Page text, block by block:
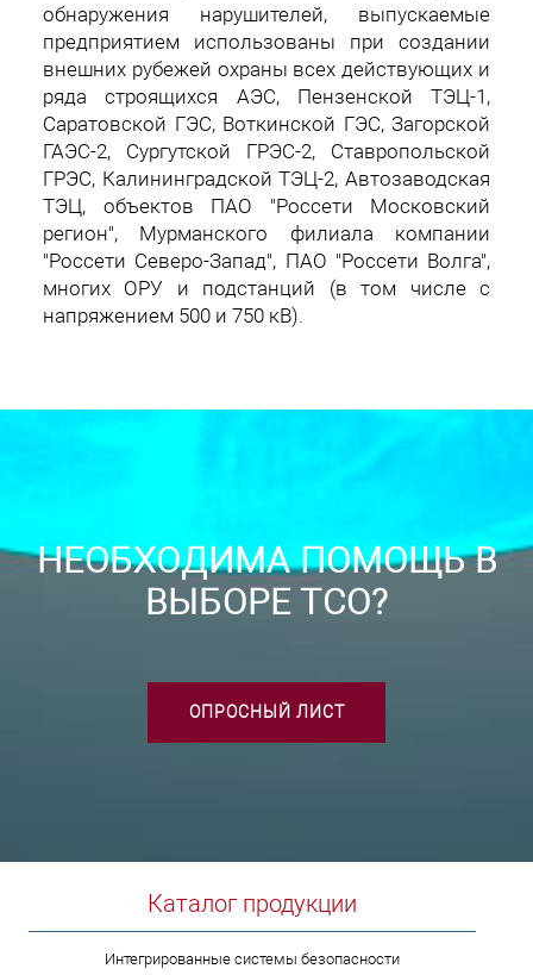
обнаружения нарушителей, выпускаемые
предприятием использованы при создании
внешних рубежей охраны всех действующих и
ряда строящихся АЭС, Пензенской ТЭЦ-1,
Саратовской ГЭС, Воткинской ГЭС, Загорской
ГАЭС-2, Сургутской ГРЭС-2, Ставропольской
ГРЭС, Калининградской ТЭЦ-2, Автозаводская
ТЭЦ, объектов ПАО "Россети Московский
регион", Мурманского филиала компании
"Россети Северо-Запад", ПАО "Россети Волга",
многих ОРУ и подстанций (в том числе с
напряжением 500 и 750 кВ).
НЕОБХОДИМА ПОМОЩЬ В
ВЫБОРЕ ТСО?
ОПРОСНЫЙ ЛИСТ
Каталог продукции
Интегрированные системы безопасности